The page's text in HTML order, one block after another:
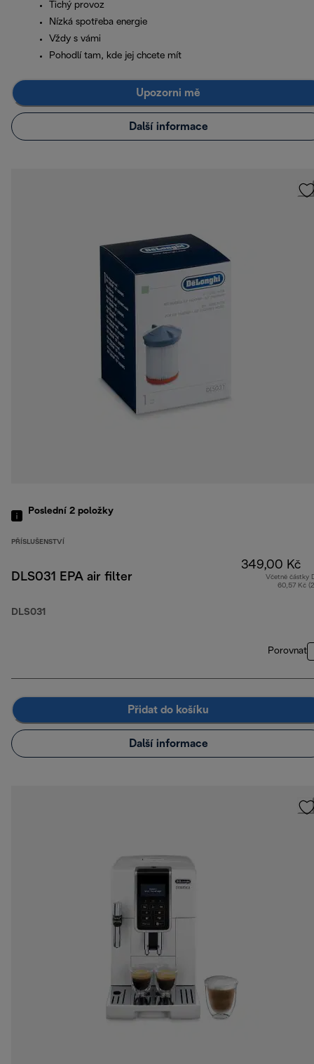
Tichý provoz
Nízká spotřeba energie
Vždy s vámi
Pohodlí tam, kde jej chcete mít
Upozorni mě
Další informace
Poslední 2 položky
PŘÍSLUŠENSTVÍ
DLS031 EPA air filter
DLS031
349,00 Kč
Včetně částky
60,57 Kč
Porovnat
Přidat do košíku
Další informace